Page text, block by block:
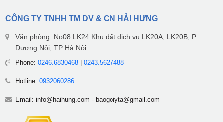
CÔNG TY TNHH TM DV & CN HẢI HƯNG
Văn phòng: No08 LK24 Khu đất dịch vụ LK20A, LK20B, P.
Dương Nội, TP Hà Nội
Phone: 0246.6830468| 0243.5627488
Hotline: 0932060286
Email: info@haihung.com - baogoiyta@gmail.com